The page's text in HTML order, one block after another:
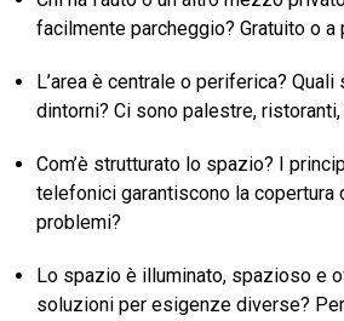
facilmente parcheggio? Gratuito o a
L’area è centrale o periferica?
dintorni? Ci sono palestre,
Com’è strutturato lo spazio? I
telefonici garantiscono la copertura
problemi?
Lo spazio è illuminato, spazioso e
soluzioni per esigenze diverse?